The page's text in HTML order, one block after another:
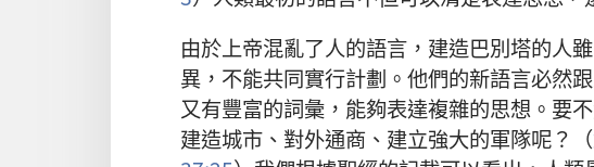
由於上帝混亂了人的語言，建造巴別塔的人
異，不能共同實行計劃。他們的新語言必然
又有豐富的詞彙，能夠表達複雜的思想。要
建造城市、對外通商、建立強大的軍隊呢？（